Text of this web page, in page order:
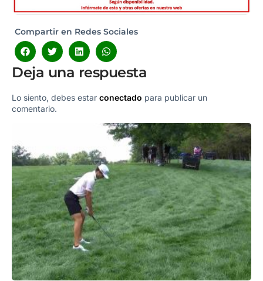
Compartir en Redes Sociales
Deja una respuesta
Lo siento, debes estar conectado para publicar un
comentario.